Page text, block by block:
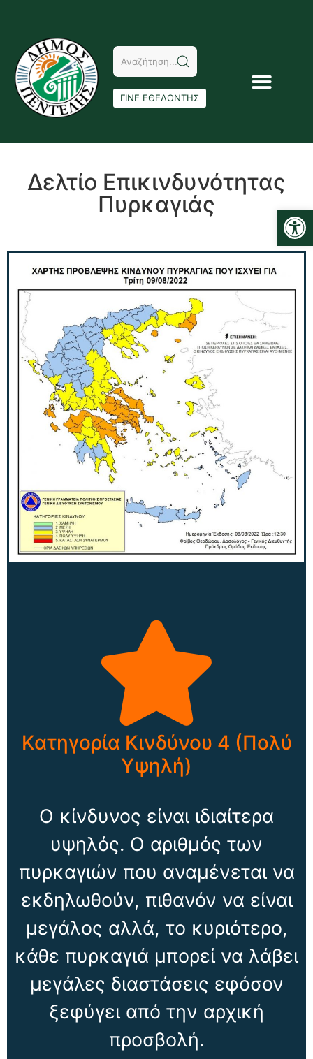
ΓΙΝΕ ΕΘΕΛΟΝΤΗΣ
Δελτίο Επικινδυνότητας
Πυρκαγιάς
Κατηγορία Κινδύνου 4 (Πολύ
Υψηλή)
Ο κίνδυνος είναι ιδιαίτερα
υψηλός. Ο αριθμός των
πυρκαγιών που αναμένεται να
εκδηλωθούν, πιθανόν να είναι
μεγάλος αλλά, το κυριότερο,
κάθε πυρκαγιά μπορεί να λάβει
μεγάλες διαστάσεις εφόσον
ξεφύγει από την αρχική
προσβολή.